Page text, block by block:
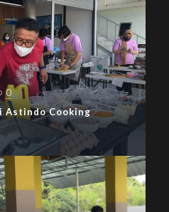
0
Astindo Cooking